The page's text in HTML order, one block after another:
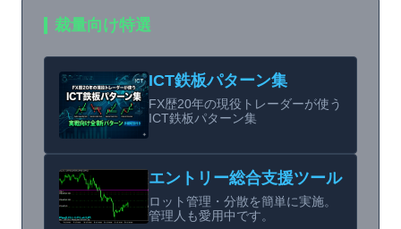
裁量向け特選
ICT鉄板パターン集
FX歴20年の現役トレーダーが使う
ICT鉄板パターン集
エントリー総合支援ツール
ロット管理・分散を簡単に実施。
管理人も愛用中です。